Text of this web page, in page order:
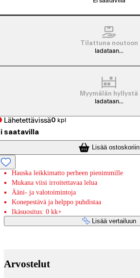
Tilattuna noutoon
ladataan...
Myymälän hyllystä
ladataan...
Lähetettävissä0 kpl
saatavilla
Lisää ostoskoriin
Hauska leikkimatto perheen pienimmille
Mukana viisi irroitettavaa lelua
Ääni- ja valotoimintoja
Konepestävä ja helppo puhdistaa
Ikäsuositus: 0 kk+
Lisää vertailuun
Arvostelut